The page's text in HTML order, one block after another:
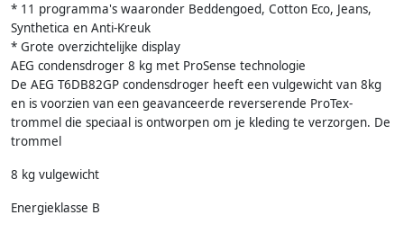
* 11 programma's waaronder Beddengoed, Cotton Eco, Jeans,
Synthetica en Anti-Kreuk
* Grote overzichtelijke display
AEG condensdroger 8 kg met ProSense technologie
De AEG T6DB82GP condensdroger heeft een vulgewicht van 8kg
en is voorzien van een geavanceerde reverserende ProTex-
trommel die speciaal is ontworpen om je kleding te verzorgen. De
trommel
8 kg vulgewicht
Energieklasse B